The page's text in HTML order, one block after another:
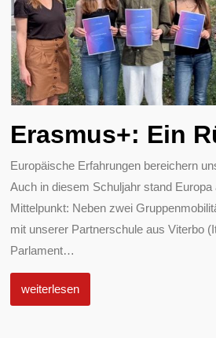
Erasmus+: Ein
Europäische Erfahrungen bereichern
Auch in diesem Schuljahr stand
Mittelpunkt: Neben zwei
mit unserer Partnerschule aus Viterbo
Parlament…
weiterlesen